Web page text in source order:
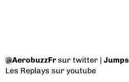
@AerobuzzFrsur twitter |
Les Replays sur youtube